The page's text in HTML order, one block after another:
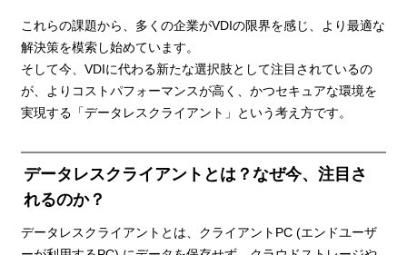
これらの課題から、多くの企業がVDIの限界を感じ、より最適な
解決策を模索し始めています。
そして今、VDIに代わる新たな選択肢として注目されているの
が、よりコストパフォーマンスが高く、かつセキュアな環境を
実現する「データレスクライアント」という考え方です。
データレスクライアントとは？なぜ今、注目さ
れるのか？
データレスクライアントとは、クライアントPC (エンドユーザ